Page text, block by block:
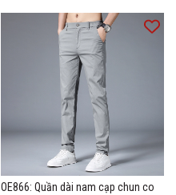
OE866: Quần dài nam cạp chun co